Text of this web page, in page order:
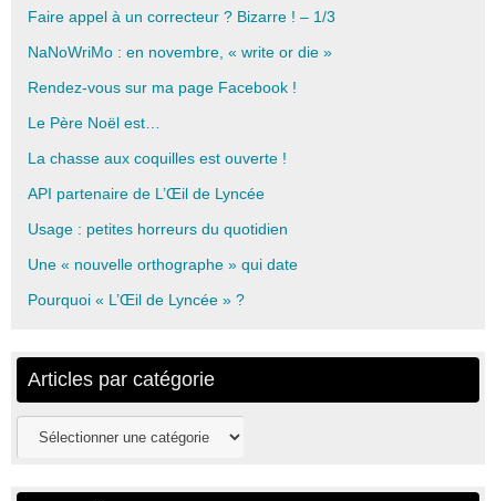
Faire appel à un correcteur ? Bizarre ! – 1/3
NaNoWriMo : en novembre, « write or die »
Rendez-vous sur ma page Facebook !
Le Père Noël est…
La chasse aux coquilles est ouverte !
API partenaire de L’Œil de Lyncée
Usage : petites horreurs du quotidien
Une « nouvelle orthographe » qui date
Pourquoi « L’Œil de Lyncée » ?
Articles par catégorie